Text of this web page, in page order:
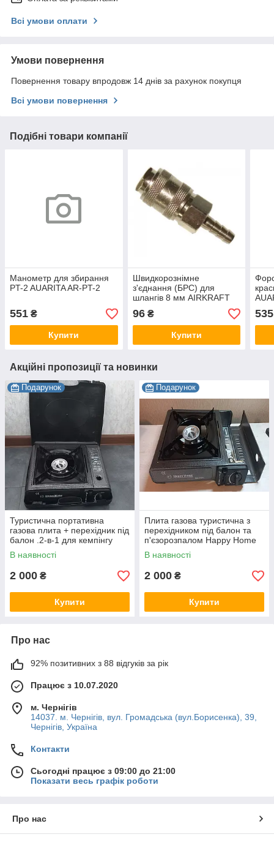
Всі умови оплати
Умови повернення
Повернення товару впродовж 14 днів за рахунок покупця
Всі умови повернення
Подібні товари компанії
Манометр для збирання
PT-2 AUARITA AR-PT-2
551 ₴
Купити
Швидкорознімне
з'єднання (БРС) для
шлангів 8 мм AIRKRAFT
96₴
Купити
535
Акційні пропозиції та новинки
Подарунок
Туристична портативна
газова плита + перехідник під
балон .2-в-1 для кемпінгу
В наявності
2 000 ₴
Купити
Подарунок
Плита газова туристична з
перехідником під балон та
п'єзорозпалом Happy Home
BDZ-155A
В наявності
2 000 ₴
Купити
Про нас
92% позитивних з 88 відгуків за рік
Працює з 10.07.2020
м. Чернігів
14037. м. Чернігів, вул. Громадська (вул.Борисенка), 39,
Чернігів, Україна
Контакти
Сьогодні працює з 09:00 до 21:00
Показати весь графік роботи
Про нас